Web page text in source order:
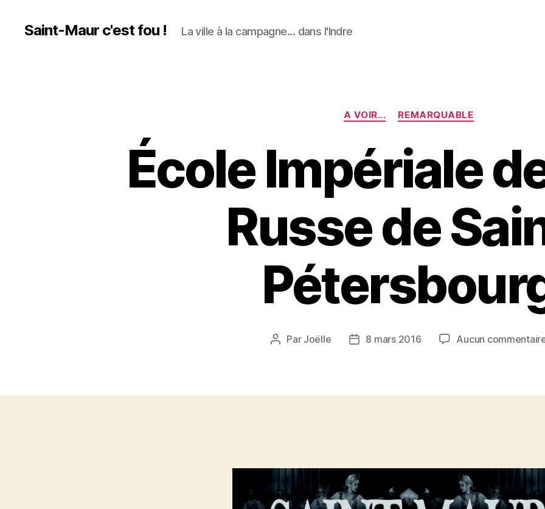
Saint-Maur c'est fou ! La ville à la campagne... dans l'Indre
Catégories
A VOIR... REMARQUABLE
École Impériale
Russe de
Auteur
Par Joëlle
Date8 mars 2016 Aucun